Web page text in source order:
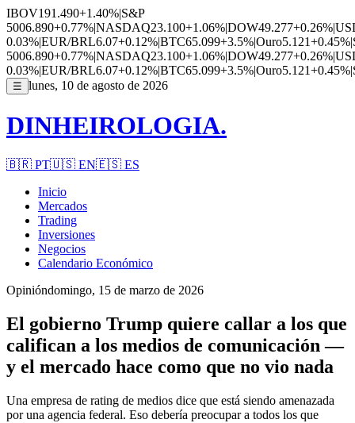
IBOV191.490+1.40%|S&P
5006.890+0.77%|NASDAQ23.100+1.06%|DOW49.277+0.26%|
0.03%|EUR/BRL6.07+0.12%|BTC65.099+3.5%|Ouro5.121+0.45%|
5006.890+0.77%|NASDAQ23.100+1.06%|DOW49.277+0.26%|
0.03%|EUR/BRL6.07+0.12%|BTC65.099+3.5%|Ouro5.121+0.45%|
☰ lunes, 10 de agosto de 2026
DINHEIROLOGIA.
🇧🇷 PT🇺🇸 EN🇪🇸 ES
Inicio
Mercados
Trading
Inversiones
Negocios
Calendario Económico
Opinióndomingo, 15 de marzo de 2026
El gobierno Trump quiere callar a los que
califican a los medios de comunicación —
y el mercado hace como que no vio nada
Una empresa de rating de medios dice que está siendo amenazada
por una agencia federal. Eso debería preocupar a todos los que